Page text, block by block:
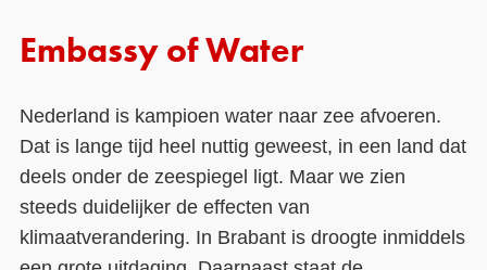
Embassy of Water
Nederland is kampioen water naar zee afvoeren.
Dat is lange tijd heel nuttig geweest, in een land dat
deels onder de zeespiegel ligt. Maar we zien
steeds duidelijker de effecten van
klimaatverandering. In Brabant is droogte inmiddels